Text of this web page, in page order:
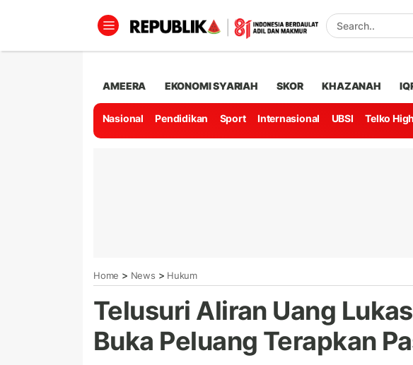
AMEERA EKONOMI SYARIAH SKOR KHAZANAH
Nasional Pendidikan Sport Internasional UBSI Telko
Home > News > Hukum
Telusuri Aliran Uang
Buka Peluang Terapkan